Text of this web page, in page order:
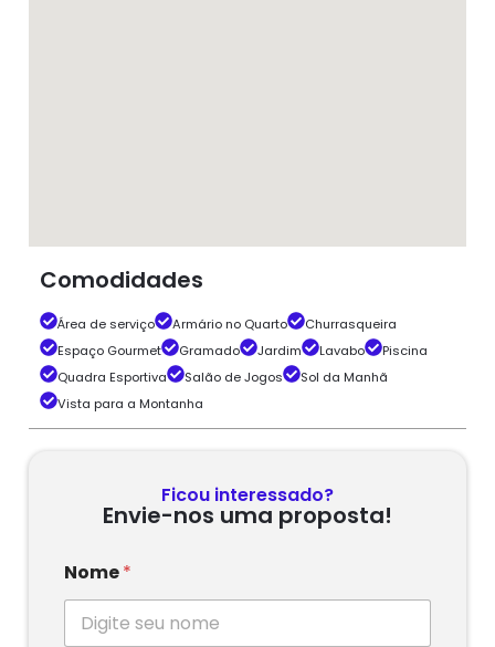
Comodidades
Área de serviço Armário no Quarto
Churrasqueira
Espaço Gourmet
Gramado Jardim Lavabo
Piscina
Quadra Esportiva
Salão de Jogos
Sol da Manhã
Vista para a Montanha
Ficou interessado?
Envie-nos uma proposta!
Nome*